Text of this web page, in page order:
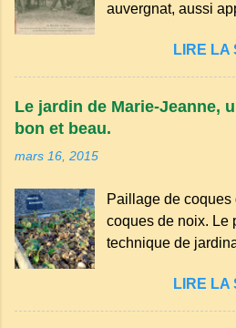
auvergnat, aussi
principalement en
certaines parties
appartient à la
et est classé parmi
Par exemple, on
comme "agourer"
(âne, utilisé aussi
Auvergne
Dôme . A Adrillier :
LIRE LA
Le jardin de Marie-Jeanne,
bon et beau.
mars 16, 2015
Paillage de
coques de noix. Le
technique de
organiques,
le protéger et
LIRE LA